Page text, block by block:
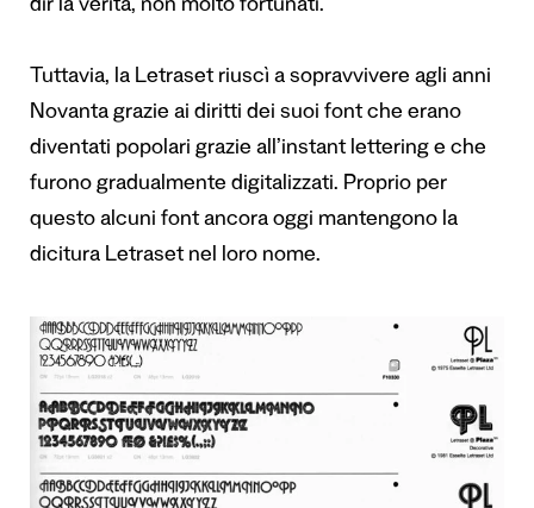
dir la verità, non molto fortunati.
Tuttavia, la Letraset riuscì a sopravvivere agli anni
Novanta grazie ai diritti dei suoi font che erano
diventati popolari grazie all’instant lettering e che
furono gradualmente digitalizzati. Proprio per
questo alcuni font ancora oggi mantengono la
dicitura Letrasetnel loro nome.